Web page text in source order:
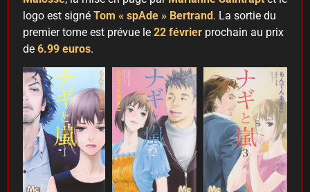
logo est signé Tom « spAde » Bertrand. La sortie du
premier tome est prévue le 22 février prochain au prix
de 6.99 euros.